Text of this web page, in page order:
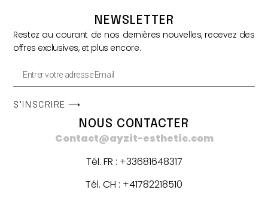
NOUS CONTACTER
Contact@ayzit-esthetic.com
Tél. FR : +33681648317
Tél. CH : +41782218510
NEWSLETTER
Restez au courant de nos dernières nouvelles, recevez des
offres exclusives, et plus encore.
S'INSCRIRE ⟶